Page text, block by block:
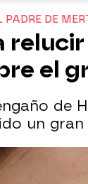
DE
el
de
un